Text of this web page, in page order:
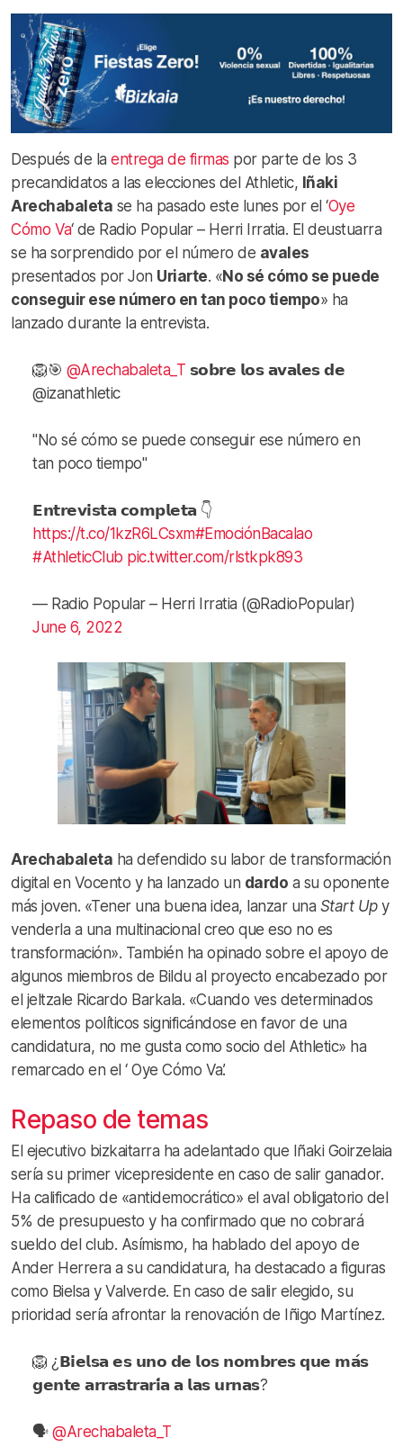
Después de la entrega de firmas por parte de los 3
precandidatos a las elecciones del Athletic, Iñaki
Arechabaleta se ha pasado este lunes por el ‘Oye
Cómo Va‘ de Radio Popular – Herri Irratia. El deustuarra
se ha sorprendido por el número de avales
presentados por Jon Uriarte. «No sé cómo se puede
conseguir ese número en tan poco tiempo» ha
lanzado durante la entrevista.
🦁🎯 @Arechabaleta_T 𝘀𝗼𝗯𝗿𝗲 𝗹𝗼𝘀 𝗮𝘃𝗮𝗹𝗲𝘀 𝗱𝗲
@izanathletic
"No sé cómo se puede conseguir ese número en
tan poco tiempo"
𝗘𝗻𝘁𝗿𝗲𝘃𝗶𝘀𝘁𝗮 𝗰𝗼𝗺𝗽𝗹𝗲𝘁𝗮 👇
https://t.co/1kzR6LCsxm#EmociónBacalao
#AthleticClub pic.twitter.com/rlstkpk893
— Radio Popular – Herri Irratia (@RadioPopular)
June 6, 2022
Arechabaleta ha defendido su labor de transformación
digital en Vocento y ha lanzado un dardo a su oponente
más joven. «Tener una buena idea, lanzar una Start Up y
venderla a una multinacional creo que eso no es
transformación». También ha opinado sobre el apoyo de
algunos miembros de Bildu al proyecto encabezado por
el jeltzale Ricardo Barkala. «Cuando ves determinados
elementos políticos significándose en favor de una
candidatura, no me gusta como socio del Athletic» ha
remarcado en el ‘ Oye Cómo Va’.
Repaso de temas
El ejecutivo bizkaitarra ha adelantado que Iñaki Goirzelaia
sería su primer vicepresidente en caso de salir ganador.
Ha calificado de «antidemocrático» el aval obligatorio del
5% de presupuesto y ha confirmado que no cobrará
sueldo del club. Asímismo, ha hablado del apoyo de
Ander Herrera a su candidatura, ha destacado a figuras
como Bielsa y Valverde. En caso de salir elegido, su
prioridad sería afrontar la renovación de Iñigo Martínez.
🦁 ¿𝗕𝗶𝗲𝗹𝘀𝗮 𝗲𝘀 𝘂𝗻𝗼 𝗱𝗲 𝗹𝗼𝘀 𝗻𝗼𝗺𝗯𝗿𝗲𝘀 𝗾𝘂𝗲 𝗺𝗮́𝘀
𝗴𝗲𝗻𝘁𝗲 𝗮𝗿𝗿𝗮𝘀𝘁𝗿𝗮𝗿𝗶́𝗮 𝗮 𝗹𝗮𝘀 𝘂𝗿𝗻𝗮𝘀?
🗣️ @Arechabaleta_T